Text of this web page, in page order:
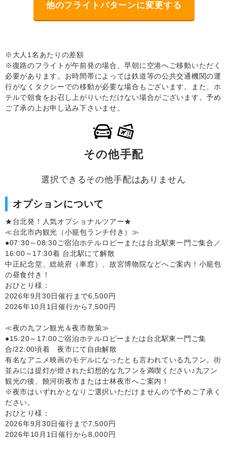
他のフライトパターンに変更する
※大人1名あたりの差額
※復路のフライトが午前発の場合、早朝に空港へご移動いただく
必要があります。お時間帯によっては鉄道等の公共交通機関の運
行がなくタクシーでの移動が必要な場合もございます。また、ホ
テルで朝食をお召し上がりいただけない場合がございます。予め
ご了承の上お申し込み下さいませ。
その他手配
選択できるその他手配はありません
オプションについて
★台北発！人気オプショナルツアー★
≪台北市内観光（小籠包ランチ付き）≫
●07:30～08:30ご宿泊ホテルロビーまたは台北駅東一門ご集合／
16:00～17:30着 台北駅にて解散
中正紀念堂、総統府（車窓）、故宮博物院などへご案内！小籠包
の昼食付き！
おひとり様：
2026年9月30日催行まで6,500円
2026年10月1日催行から7,500円
≪夜の九フン観光＆夜市散策≫
●15:20～17:00ご宿泊ホテルロビーまたは台北駅東一門ご集
合/22:00頃着 夜市にて自由解散
有名なアニメ映画のモデルになったとも言われている九フン。街
並みには提灯が燈された幻想的な九フンを満喫ください♪九フン
観光の後、饒河街夜市または士林夜市へご案内！
※夜市はいずれかとなりご選択いただけませんので予めご了承く
ださい。
おひとり様：
2026年9月30日催行まで7,500円
2026年10月1日催行から8,000円